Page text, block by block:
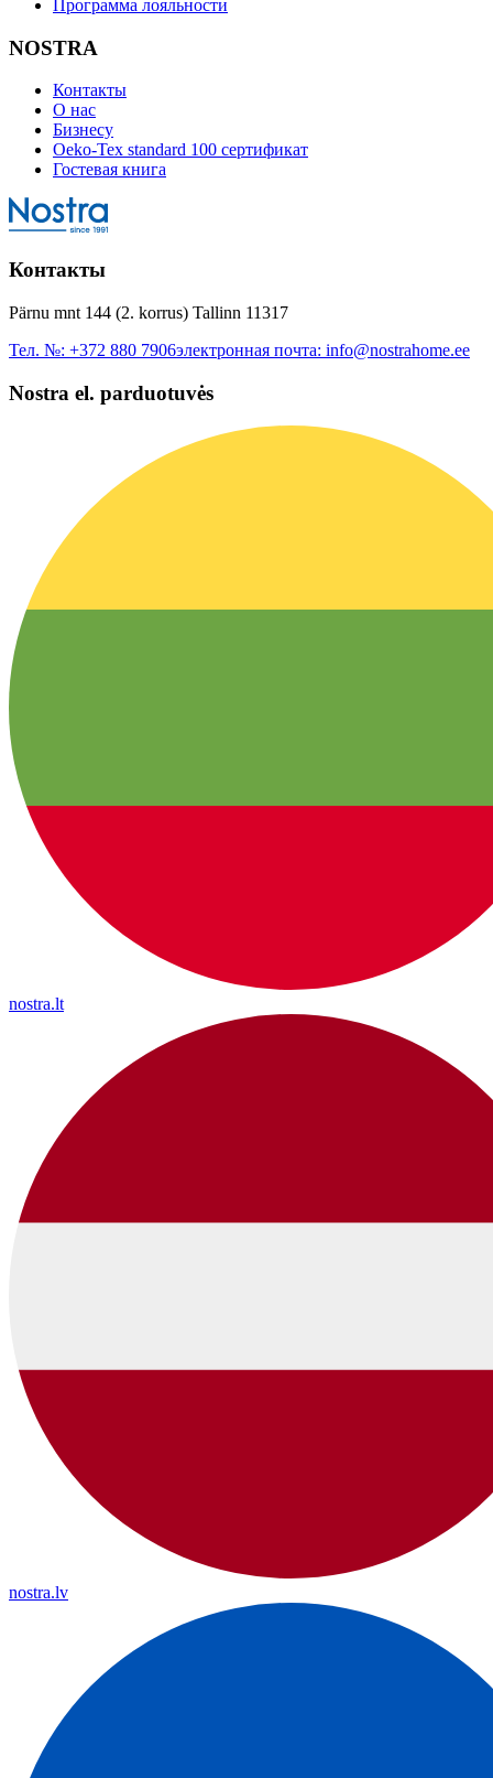
Программа лояльности
NOSTRA
Контакты
О нас
Бизнесу
Oeko-Tex standard 100 сертификат
Гостевая книга
Контакты
Pärnu mnt 144 (2. korrus) Tallinn 11317
Тел. №: +372 880 7906электронная почта: info@nostrahome.ee
Nostra el. parduotuvės
nostra.lt
nostra.lv